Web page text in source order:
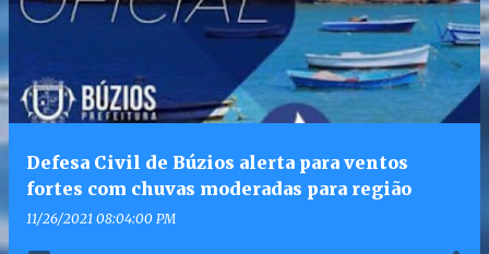
Defesa Civil de Búzios alerta para ventos
fortes com chuvas moderadas para região
11/26/2021 08:04:00 PM